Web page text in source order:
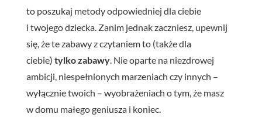
to poszukaj metody odpowiedniej dla ciebie
i twojego dziecka. Zanim jednak zaczniesz, upewnij
się, że te zabawy z czytaniem to (także dla
ciebie) tylko zabawy. Nie oparte na niezdrowej
ambicji, niespełnionych marzeniach czy innych –
wyłącznie twoich – wyobrażeniach o tym, że masz
w domu małego geniusza i koniec.